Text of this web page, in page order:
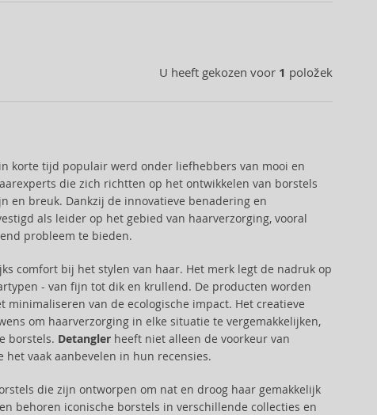
U heeft gekozen voor 1 položek
korte tijd populair werd onder liefhebbers van mooi en
die zich richtten op het ontwikkelen van borstels
en breuk. Dankzij de innovatieve benadering en
als leider op het gebied van haarverzorging, vooral
probleem te bieden.
comfort bij het stylen van haar. Het merk legt de nadruk op
- van fijn tot dik en krullend. De producten worden
van de ecologische impact. Het creatieve
om haarverzorging in elke situatie te vergemakkelijken,
borstels. Detanglerheeft niet alleen de voorkeur van
vaak aanbevelen in hun recensies.
die zijn ontworpen om nat en droog haar gemakkelijk
behoren iconische borstels in verschillende collecties en